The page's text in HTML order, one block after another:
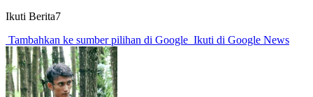
Ikuti Berita7
Tambahkan ke sumber pilihan di Google Ikuti di Google News